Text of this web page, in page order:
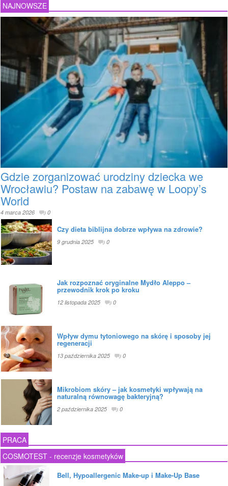
NAJNOWSZE
Gdzie zorganizować urodziny dziecka we
Wrocławiu? Postaw na zabawę w Loopy’s
World
4 marca 2026 0
Czy dieta biblijna dobrze wpływa na zdrowie?
9 grudnia 2025 0
Jak rozpoznać oryginalne Mydło Aleppo –
przewodnik krok po kroku
12 listopada 2025 0
Wpływ dymu tytoniowego na skórę i sposoby jej
regeneracji
13 października 2025 0
Mikrobiom skóry – jak kosmetyki wpływają na
naturalną równowagę bakteryjną?
2 października 2025 0
PRACA
COSMOTEST - recenzje kosmetyków
Bell, Hypoallergenic Make-up i Make-Up Base